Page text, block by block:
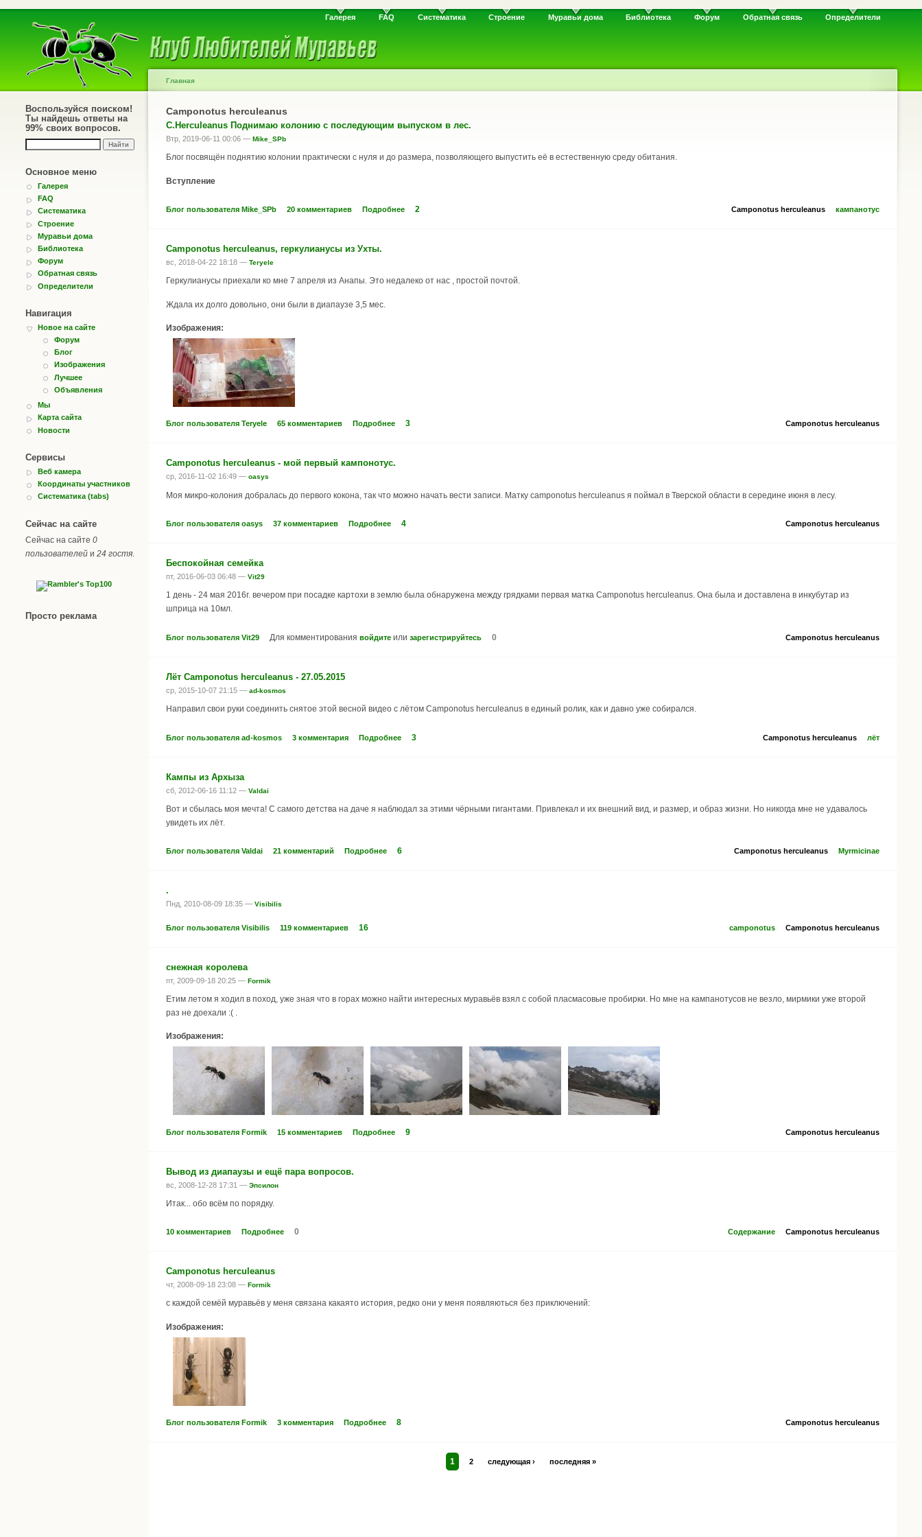
Галерея FAQ Систематика Строение Муравьи дома Библиотека Форум Обратная связь Определители
Воспользуйся поиском!
Ты найдешь ответы на
99% своих вопросов.
Основное меню
Галерея
FAQ
Систематика
Строение
Муравьи дома
Библиотека
Форум
Обратная связь
Определители
Навигация
Новое на сайте
Форум
Блог
Изображения
Лучшее
Объявления
Мы
Карта сайта
Новости
Сервисы
Веб камера
Координаты участников
Систематика (tabs)
Сейчас на сайте
Сейчас на сайте 0
пользователей и 24 гостя
Просто реклама
Главная
Camponotus herculeanus
C.Herculeanus Поднимаю колонию с последующим выпуском в лес.
Втр, 2019-06-11 00:06 — Mike_SPb
Блог посвящён поднятию колонии практически с нуля и до размера, позволяющего выпустить её в естественную среду обитания.
Вступление
Camponotus herculeanus кампанотус
Блог пользователя Mike_SPb 20 комментариев Подробнее 2
Camponotus herculeanus, геркулианусы из Ухты.
вс, 2018-04-22 18:18 — Teryele
Геркулианусы приехали ко мне 7 апреля из Анапы. Это недалеко от нас , простой почтой.
Ждала их долго довольно, они были в диапаузе 3,5 мес.
Изображения:
Camponotus herculeanus
Блог пользователя Teryele 65 комментариев Подробнее 3
Camponotus herculeanus - мой первый кампонотус.
ср, 2016-11-02 16:49 — oasys
Моя микро-колония добралась до первого кокона, так что можно начать вести записи. Матку camponotus herculeanus я поймал в Тверской области в середине июня в лесу.
Camponotus herculeanus
Блог пользователя oasys 37 комментариев Подробнее 4
Беспокойная семейка
пт, 2016-06-03 06:48 — Vit29
1 день - 24 мая 2016г. вечером при посадке картохи в землю была обнаружена между грядками первая матка Camponotus herculeanus. Она была и доставлена в инкубутар из
шприца на 10мл.
Camponotus herculeanus
Блог пользователя Vit29 Для комментирования войдите или зарегистрируйтесь 0
Лёт Camponotus herculeanus - 27.05.2015
ср, 2015-10-07 21:15 — ad-kosmos
Направил свои руки соединить снятое этой весной видео с лётом Camponotus herculeanus в единый ролик, как и давно уже собирался.
Camponotus herculeanus лёт
Блог пользователя ad-kosmos 3 комментария Подробнее 3
Кампы из Архыза
сб, 2012-06-16 11:12 — Valdai
Вот и сбылась моя мечта! С самого детства на даче я наблюдал за этими чёрными гигантами. Привлекал и их внешний вид, и размер, и образ жизни. Но никогда мне не удавалось
увидеть их лёт.
Camponotus herculeanus Myrmicinae
Блог пользователя Valdai 21 комментарий Подробнее 6
.
Пнд, 2010-08-09 18:35 — Visibilis
camponotus Camponotus herculeanus
Блог пользователя Visibilis 119 комментариев 16
снежная королева
пт, 2009-09-18 20:25 — Formik
Етим летом я ходил в поход, уже зная что в горах можно найти интересных муравьёв взял с собой пласмасовые пробирки. Но мне на кампанотусов не везло, мирмики уже второй
раз не доехали :( .
Изображения:
Camponotus herculeanus
Блог пользователя Formik 15 комментариев Подробнее 9
Вывод из диапаузы и ещё пара вопросов.
вс, 2008-12-28 17:31 — Эпсилон
Итак... обо всём по порядку.
Содержание Camponotus herculeanus
10 комментариев Подробнее 0
Camponotus herculeanus
чт, 2008-09-18 23:08 — Formik
с каждой семёй муравьёв у меня связана какаято история, редко они у меня появляються без приключений:
Изображения:
Camponotus herculeanus
Блог пользователя Formik 3 комментария Подробнее 8
1 2 следующая › последняя »